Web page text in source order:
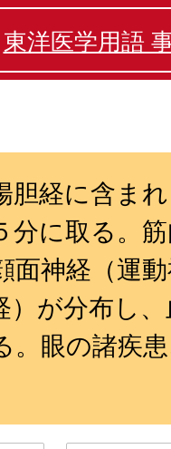
東洋医学用語
胆経に含ま
分に取る。
面神経（運
）が分布し
。眼の諸疾